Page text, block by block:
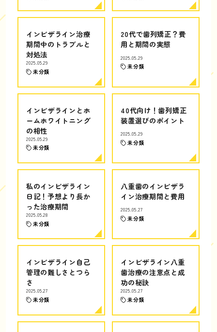
インビザライン治療
期間中のトラブルと
対処法
2025.05.29
未分類
20代で歯列矯正？費
用と期間の実態
2025.05.29
未分類
インビザラインとホ
ームホワイトニング
の相性
2025.05.29
未分類
40代向け！歯列矯正
装置選びのポイント
2025.05.29
未分類
私のインビザライン
日記！予想より長か
った治療期間
2025.05.28
未分類
八重歯のインビザラ
イン治療期間と費用
2025.05.27
未分類
インビザライン自己
管理の難しさとつら
さ
2025.05.27
未分類
インビザライン八重
歯治療の注意点と成
功の秘訣
2025.05.27
未分類